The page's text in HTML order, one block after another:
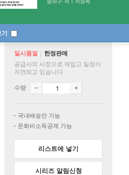
기
2주
일시품절
한정판매
공급사의 사정으로 재입고 일정이
지연되고 있습니다.
수량
국내배송만 가능
문화비소득공제 가능
리스트에 넣기
시리즈 알림신청